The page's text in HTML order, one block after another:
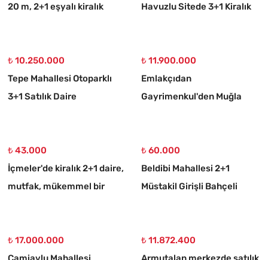
20 m, 2+1 eşyalı kiralık
Havuzlu Sitede 3+1 Kiralık
₺ 10.250.000
Tepe Mahallesi Otoparklı
3+1 Satılık Daire
₺ 11.900.000
Emlakçıdan
Gayrimenkul'den Muğla
₺ 43.000
İçmeler'de kiralık 2+1 daire,
mutfak, mükemmel bir
₺ 60.000
Beldibi Mahallesi 2+1
Müstakil Girişli Bahçeli
₺ 17.000.000
₺ 11.872.400